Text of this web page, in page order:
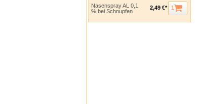
Nasenspray AL 0,1
% bei Schnupfen
2,49 €* 1